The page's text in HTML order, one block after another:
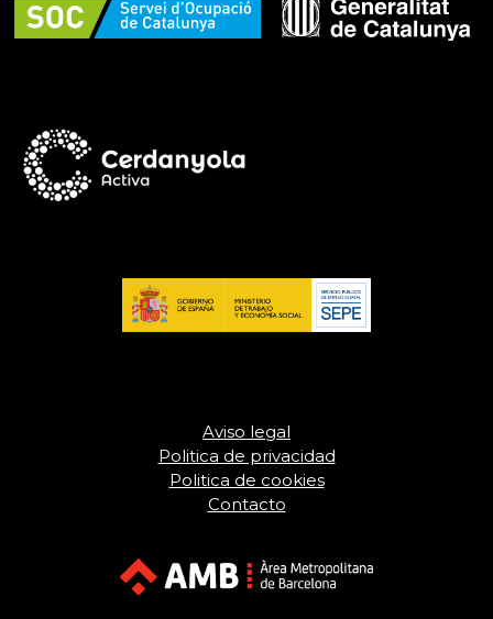
Aviso legal
Politica de privacidad
Politica de cookies
Contacto